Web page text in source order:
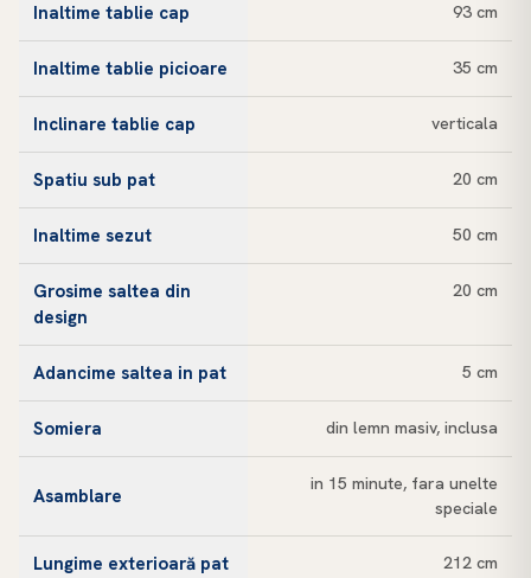
Inaltime tablie cap 93 cm
Inaltime tablie picioare 35 cm
Inclinare tablie cap verticala
Spatiu sub pat 20 cm
Inaltime sezut 50 cm
Grosime saltea din
design
20 cm
Adancime saltea in pat 5 cm
Somiera din lemn masiv, inclusa
Asamblare
in 15 minute, fara unelte
speciale
Lungime exterioară pat 212 cm